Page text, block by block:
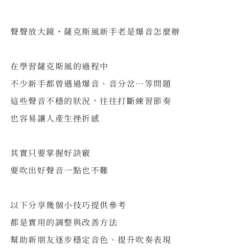
聲聲放大鏡・薩克斯風新手老是爆音怎麼辦
在學習薩克斯風的過程中
不少新手都曾遇過爆音、音分岔…等問題
這些聲音不穩的狀況，往往打斷練習節奏
也容易讓人產生挫折感
其實只要掌握好訣竅
要吹出好聲音一點也不難
以下分享幾個小技巧提供參考
都是實用的調整與改善方法
幫助新朋友逐步穩定音色、提升吹奏表現